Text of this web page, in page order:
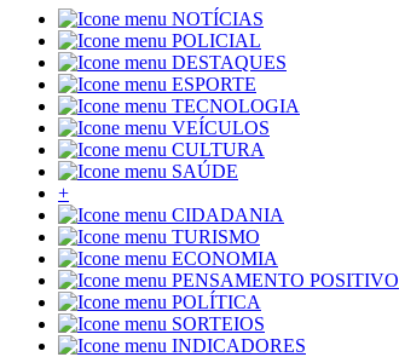
NOTÍCIAS
POLICIAL
DESTAQUES
ESPORTE
TECNOLOGIA
VEÍCULOS
CULTURA
SAÚDE
+
CIDADANIA
TURISMO
ECONOMIA
PENSAMENTO POSITIVO
POLÍTICA
SORTEIOS
INDICADORES